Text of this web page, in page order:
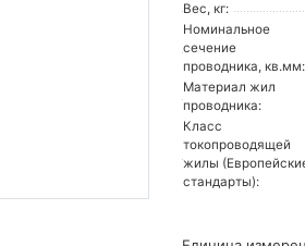
Вес, кг:
Номинальное
сечение
проводника, кв.мм:
Материал жил
проводника:
Класс
токопроводящей
жилы
стандарты):